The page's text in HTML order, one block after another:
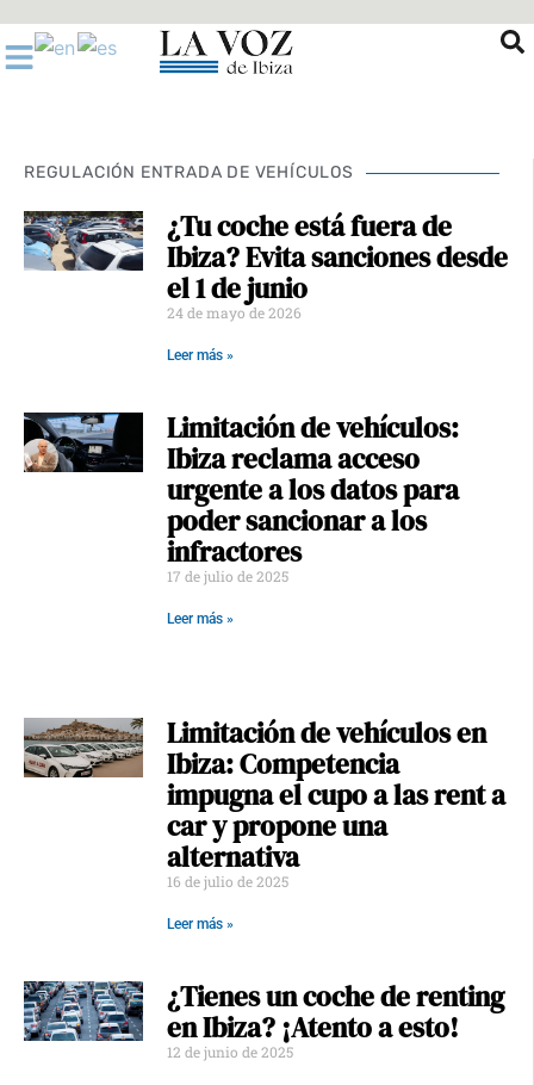
al
contenido
REGULACIÓN ENTRADA DE VEHÍCULOS
¿Tu coche está fuera de
Ibiza? Evita sanciones desde
el 1 de junio
24 de mayo de 2026
Leer más »
Limitación de vehículos:
Ibiza reclama acceso
urgente a los datos para
poder sancionar a los
infractores
17 de julio de 2025
Leer más »
Limitación de vehículos en
Ibiza: Competencia
impugna el cupo a las rent a
car y propone una
alternativa
16 de julio de 2025
Leer más »
¿Tienes un coche de renting
en Ibiza? ¡Atento a esto!
12 de junio de 2025